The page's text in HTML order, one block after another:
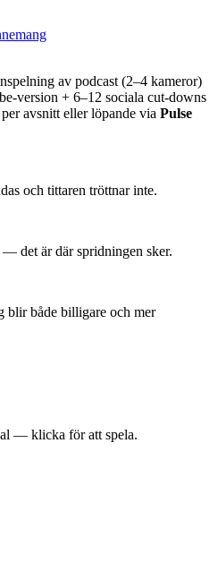
av podcast (2–4 kameror)
version + 6–12 sociala cut-downs
per avsnitt eller löpande via Pulse
och tittaren tröttnar inte.
det är där spridningen sker.
blir både billigare och mer
— klicka för att spela.